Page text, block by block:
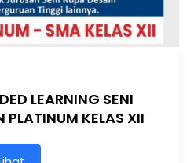
LEARNING SENI
PLATINUM KELAS XII